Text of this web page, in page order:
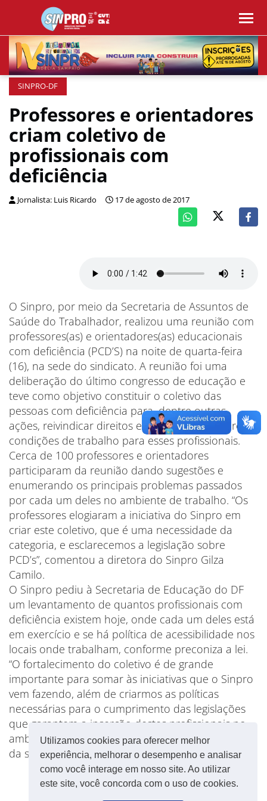
Utilizamos cookies para oferecer melhor
experiência, melhorar o desempenho e analisar
como você interage em nosso site. Ao utilizar
este site, você concorda com o uso de cookies.
SINPRO-DF
Professores e orientadores
criam coletivo de
profissionais com
deficiência
Jornalista: Luis Ricardo 17 de agosto de 2017
O Sinpro, por meio da Secretaria de Assuntos de
Saúde do Trabalhador, realizou uma reunião com
professores(as) e orientadores(as) educacionais
com deficiência (PCD’S) na noite de quarta-feira
(16), na sede do sindicato. A reunião foi uma
deliberação do último congresso de educação e
teve como objetivo constituir o coletivo das
pessoas com deficiência para, dentre outras
ações, reivindicar direitos específicos e melhores
condições de trabalho para esses profissionais.
Cerca de 100 professores e orientadores
participaram da reunião dando sugestões e
enumerando os principais problemas passados
por cada um deles no ambiente de trabalho. “Os
professores elogiaram a iniciativa do Sinpro em
criar este coletivo, que é uma necessidade da
categoria, e esclarecemos a legislação sobre
PCD’s”, comentou a diretora do Sinpro Gilza
Camilo.
O Sinpro pediu à Secretaria de Educação do DF
um levantamento de quantos profissionais com
deficiência existem hoje, onde cada um deles está
em exercício e se há política de acessibilidade nos
locais onde trabalham, conforme preconiza a lei.
“O fortalecimento do coletivo é de grande
importante para somar às iniciativas que o Sinpro
vem fazendo, além de criarmos as políticas
necessárias para o cumprimento das legislações
que garantem a inserção destes profissionais no
ambiente de trabalho, assim como a manutenção
da sua saúde”, finaliza Gilza.